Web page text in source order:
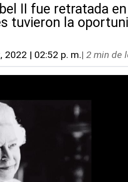
II fue retratada
tuvieron la
2022 | 02:52 p. m.| 2 min de